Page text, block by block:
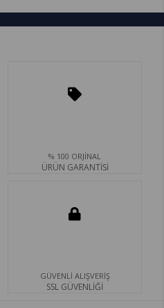
% 100 ORJİNAL
ÜRÜN GARANTİSİ
GÜVENLİ ALIŞVERİŞ
SSL GÜVENLİĞİ